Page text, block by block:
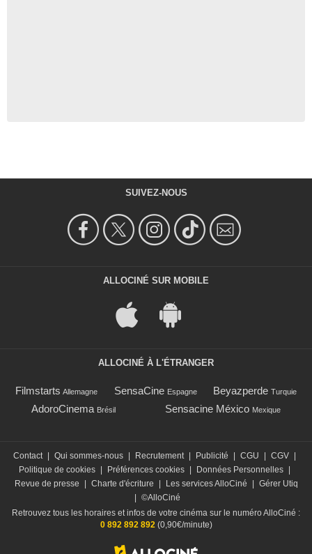
SUIVEZ-NOUS
ALLOCINÉ SUR MOBILE
ALLOCINÉ À L'ÉTRANGER
Filmstarts Allemagne SensaCine Espagne Beyazperde Turquie
AdoroCinema Brésil Sensacine México Mexique
Contact | Qui sommes-nous | Recrutement | Publicité | CGU | CGV |
Politique de cookies | Préférences cookies | Données Personnelles |
Revue de presse
| Charte d'écriture | Les services AlloCiné | Gérer Utiq
| ©AlloCiné
Retrouvez tous les horaires et infos de votre cinéma sur le numéro AlloCiné :
0 892 892 892 (0,90€/minute)